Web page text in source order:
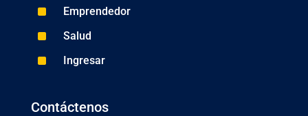
^ Emprendedor
^ Salud
^ Ingresar
Contáctenos